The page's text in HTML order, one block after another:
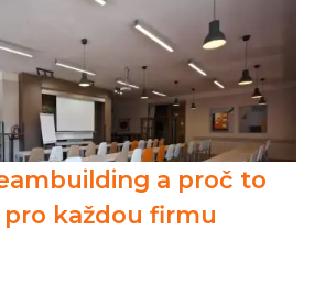
a proč to
pro každou firmu